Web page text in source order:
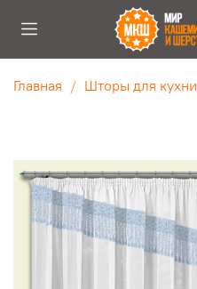
Главная Шторы для кухни